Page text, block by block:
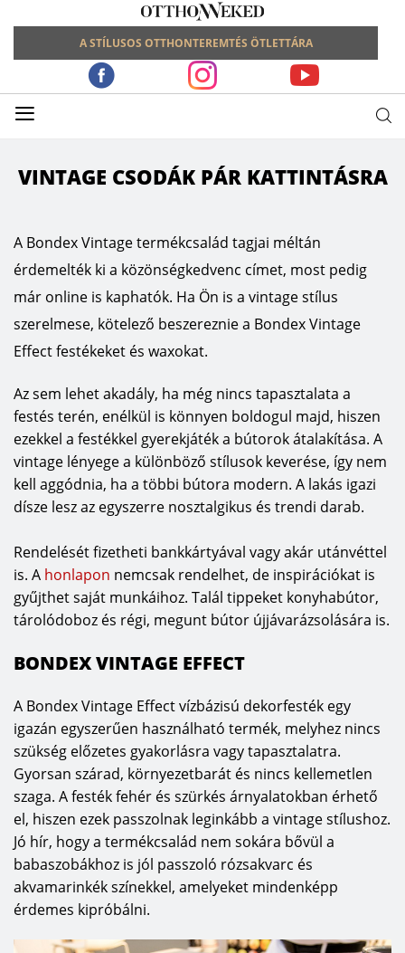
A STÍLUSOS OTTHONTEREMTÉS ÖTLETTÁRA
≡
VINTAGE CSODÁK PÁR KATTINTÁSRA
A Bondex Vintage termékcsalád tagjai méltán
érdemelték ki a közönségkedvenc címet, most pedig
már online is kaphatók. Ha Ön is a vintage stílus
szerelmese, kötelező beszereznie a Bondex Vintage
Effect festékeket és waxokat.
Az sem lehet akadály, ha még nincs tapasztalata a
festés terén, enélkül is könnyen boldogul majd, hiszen
ezekkel a festékkel gyerekjáték a bútorok átalakítása. A
vintage lényege a különböző stílusok keverése, így nem
kell aggódnia, ha a többi bútora modern. A lakás igazi
dísze lesz az egyszerre nosztalgikus és trendi darab.
Rendelését fizetheti bankkártyával vagy akár utánvéttel
is. A honlapon nemcsak rendelhet, de inspirációkat is
gyűjthet saját munkáihoz. Talál tippeket konyhabútor,
tárolódoboz és régi, megunt bútor újjávarázsolására is.
BONDEX VINTAGE EFFECT
A Bondex Vintage Effect vízbázisú dekorfesték egy
igazán egyszerűen használható termék, melyhez nincs
szükség előzetes gyakorlásra vagy tapasztalatra.
Gyorsan szárad, környezetbarát és nincs kellemetlen
szaga. A festék fehér és szürkés árnyalatokban érhető
el, hiszen ezek passzolnak leginkább a vintage stílushoz.
Jó hír, hogy a termékcsalád nem sokára bővül a
babaszobákhoz is jól passzoló rózsakvarc és
akvamarinkék színekkel, amelyeket mindenképp
érdemes kipróbálni.